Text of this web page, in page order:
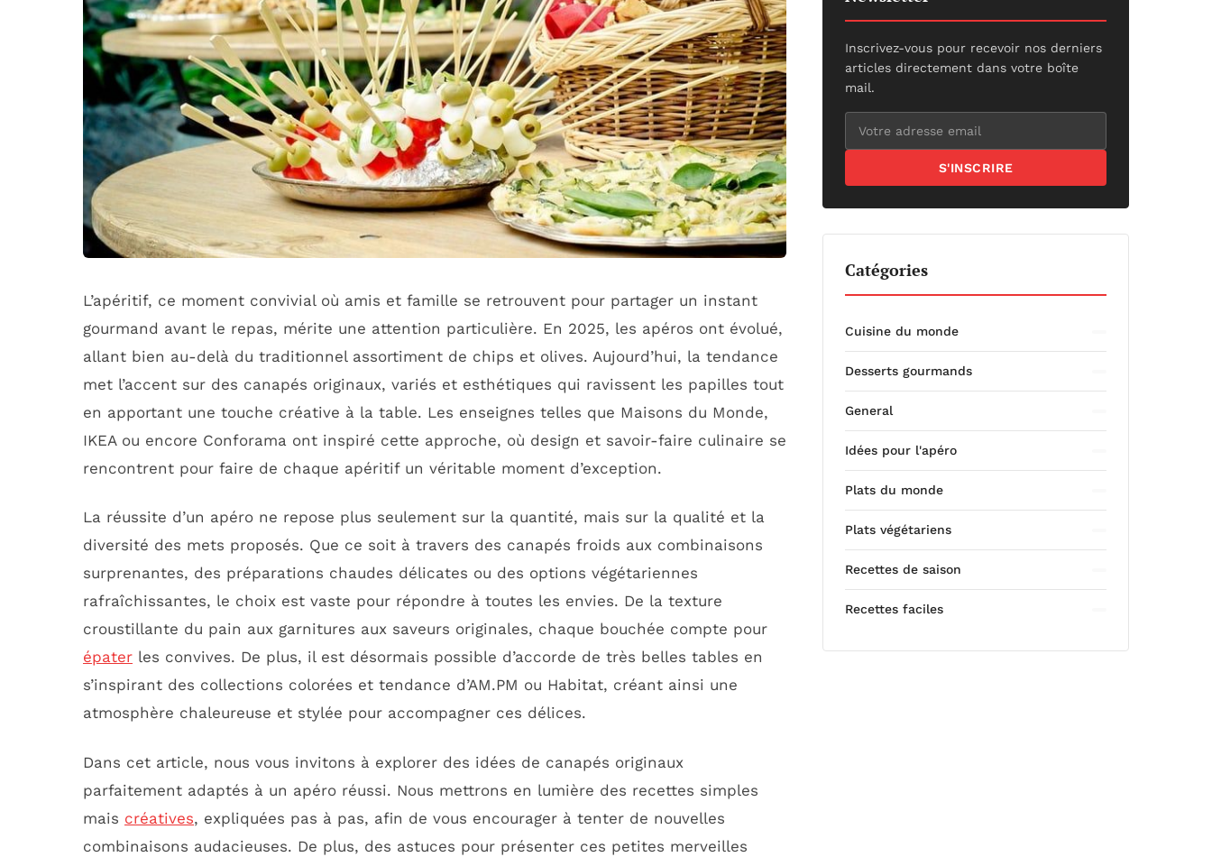
L’apéritif, ce moment convivial où amis et famille se retrouvent pour partager un instant
gourmand avant le repas, mérite une attention particulière. En 2025, les apéros ont évolué,
allant bien au-delà du traditionnel assortiment de chips et olives. Aujourd’hui, la tendance
met l’accent sur des canapés originaux, variés et esthétiques qui ravissent les papilles tout
en apportant une touche créative à la table. Les enseignes telles que Maisons du Monde,
IKEA ou encore Conforama ont inspiré cette approche, où design et savoir-faire culinaire se
rencontrent pour faire de chaque apéritif un véritable moment d’exception.
La réussite d’un apéro ne repose plus seulement sur la quantité, mais sur la qualité et la
diversité des mets proposés. Que ce soit à travers des canapés froids aux combinaisons
surprenantes, des préparations chaudes délicates ou des options végétariennes
rafraîchissantes, le choix est vaste pour répondre à toutes les envies. De la texture
croustillante du pain aux garnitures aux saveurs originales, chaque bouchée compte pour
épater les convives. De plus, il est désormais possible d’accorde de très belles tables en
s’inspirant des collections colorées et tendance d’AM.PM ou Habitat, créant ainsi une
atmosphère chaleureuse et stylée pour accompagner ces délices.
Dans cet article, nous vous invitons à explorer des idées de canapés originaux
parfaitement adaptés à un apéro réussi. Nous mettrons en lumière des recettes simples
mais créatives, expliquées pas à pas, afin de vous encourager à tenter de nouvelles
combinaisons audacieuses. De plus, des astuces pour présenter ces petites merveilles
Inscrivez-vous pour recevoir nos derniers
articles directement dans votre boîte
mail.
S'INSCRIRE
Catégories
Cuisine du monde
Desserts gourmands
General
Idées pour l'apéro
Plats du monde
Plats végétariens
Recettes de saison
Recettes faciles